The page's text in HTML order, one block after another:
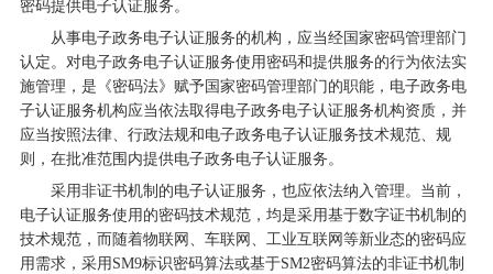
密码提供电子认证服务。
从事电子政务电子认证服务的机构，应当经国家密码管理部门
认定。对电子政务电子认证服务使用密码和提供服务的行为依法实
施管理，是《密码法》赋予国家密码管理部门的职能，电子政务电
子认证服务机构应当依法取得电子政务电子认证服务机构资质，并
应当按照法律、行政法规和电子政务电子认证服务技术规范、规
则，在批准范围内提供电子政务电子认证服务。
采用非证书机制的电子认证服务，也应依法纳入管理。当前，
电子认证服务使用的密码技术规范，均是采用基于数字证书机制的
技术规范，而随着物联网、车联网、工业互联网等新业态的密码应
用需求，采用SM9标识密码算法或基于SM2密码算法的非证书机制